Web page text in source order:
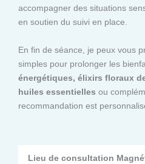
accompagner des situations
en soutien du suivi en place.
En fin de séance, je peux vous
simples pour prolonger les
énergétiques, élixirs floraux
huiles essentielles ou
recommandation est
Lieu de consultation